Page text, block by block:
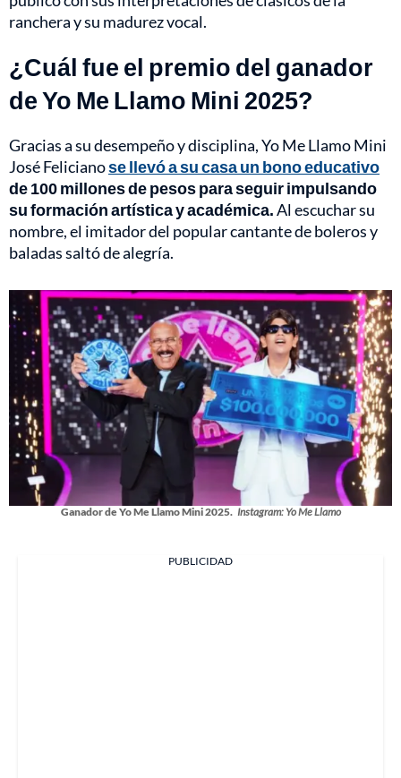
ranchera y su madurez vocal.
¿Cuál fue el premio del ganador
de Yo Me Llamo Mini 2025?
Gracias a su desempeño y disciplina, Yo Me Llamo Mini
José Felicianose llevó a su casa un bono educativo
de 100 millones de pesos para seguir impulsando
su formación artística y académica.Al escuchar su
nombre, el imitador del popular cantante de boleros y
baladas saltó de alegría.
Ganador de Yo Me Llamo Mini 2025. Instagram: Yo Me Llamo
PUBLICIDAD